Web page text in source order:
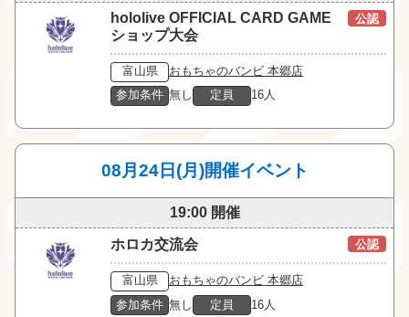
hololive OFFICIAL CARD GAME
ショップ大会
公認
富山県
おもちゃのバンビ 本郷店
参加条件 無し 定員 16人
08月24日(月)開催イベント
19:00 開催
ホロカ交流会 公認
富山県
おもちゃのバンビ 本郷店
参加条件 無し 定員 16人